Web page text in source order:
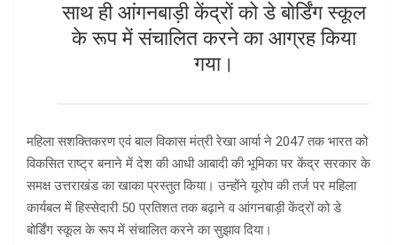
साथ ही आंगनबाड़ी केंद्रों को डे बोर्डिंग स्कूल
के रूप में संचालित करने का आग्रह किया
गया।
महिला सशक्तिकरण एवं बाल विकास मंत्री रेखा आर्या ने 2047 तक भारत को
विकसित राष्ट्र बनाने में देश की आधी आबादी की भूमिका पर केंद्र सरकार के
समक्ष उत्तराखंड का खाका प्रस्तुत किया। उन्होंने यूरोप की तर्ज पर महिला
कार्यबल में हिस्सेदारी 50 प्रतिशत तक बढ़ाने व आंगनबाड़ी केंद्रों को डे
बोर्डिंग स्कूल के रूप में संचालित करने का सुझाव दिया।